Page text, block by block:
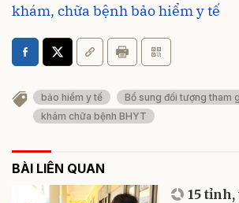
khám, chữa bệnh bảo hiểm y tế
bảo hiểm y tế
Bổ sung đối tượng tham
khám chữa bệnh BHYT
BÀI LIÊN QUAN
15